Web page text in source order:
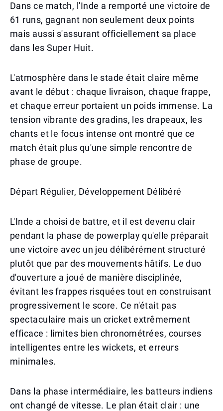
Dans ce match, l'Inde a remporté une victoire de
61 runs, gagnant non seulement deux points
mais aussi s'assurant officiellement sa place
dans les Super Huit.
L'atmosphère dans le stade était claire même
avant le début : chaque livraison, chaque frappe,
et chaque erreur portaient un poids immense. La
tension vibrante des gradins, les drapeaux, les
chants et le focus intense ont montré que ce
match était plus qu'une simple rencontre de
phase de groupe.
Départ Régulier, Développement Délibéré
L'Inde a choisi de battre, et il est devenu clair
pendant la phase de powerplay qu'elle préparait
une victoire avec un jeu délibérément structuré
plutôt que par des mouvements hâtifs. Le duo
d'ouverture a joué de manière disciplinée,
évitant les frappes risquées tout en construisant
progressivement le score. Ce n'était pas
spectaculaire mais un cricket extrêmement
efficace : limites bien chronométrées, courses
intelligentes entre les wickets, et erreurs
minimales.
Dans la phase intermédiaire, les batteurs indiens
ont changé de vitesse. Le plan était clair : une